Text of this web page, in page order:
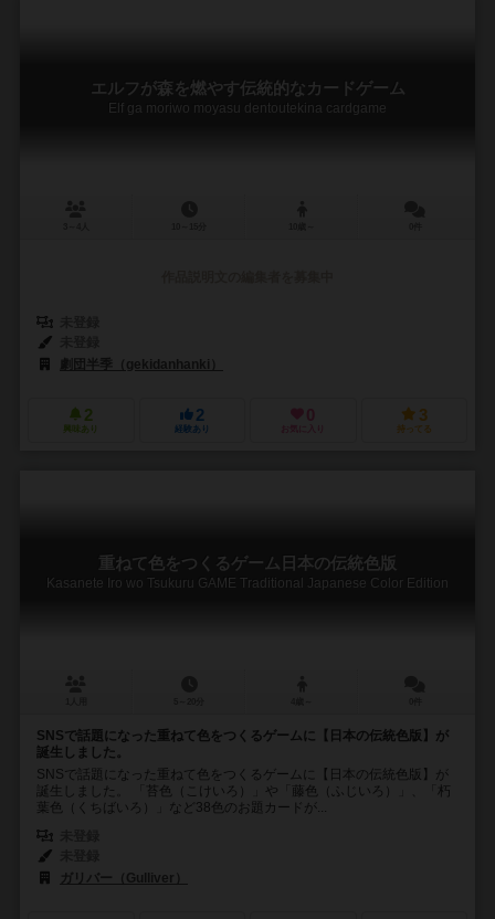
エルフが森を燃やす伝統的なカードゲーム
Elf ga moriwo moyasu dentoutekina cardgame
劇団半季（gekidanhanki）
2
興味あり
2
経験あり
0
お気に入り
3
持ってる
重ねて色をつくるゲーム日本の伝統色版
Kasanete Iro wo Tsukuru GAME Traditional Japanese Color Edition
SNSで話題になった重ねて色をつくるゲームに【日本の伝統色版】が
誕生しました。
SNSで話題になった重ねて色をつくるゲームに【日本の伝統色版】が
誕生しました。 「苔色（こけいろ）」や「藤色（ふじいろ）」、「朽
葉色（くちばいろ）」など38色のお題カードが...
ガリバー（Gulliver）